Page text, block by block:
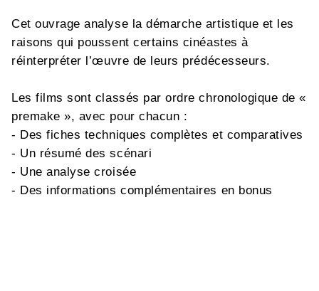
Cet ouvrage analyse la démarche artistique et les
raisons qui poussent certains cinéastes à
réinterpréter l’œuvre de leurs prédécesseurs.
Les films sont classés par ordre chronologique de «
premake », avec pour chacun :
- Des fiches techniques complètes et comparatives
- Un résumé des scénari
- Une analyse croisée
- Des informations complémentaires en bonus